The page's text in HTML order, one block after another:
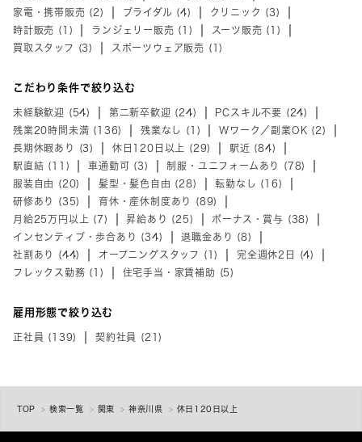
家電・携帯販売 (2)
ブライダル (4)
クリニック (3)
時計販売 (1)
ランジェリー販売 (1)
スーツ販売 (1)
買取スタッフ (3)
スポーツウェア販売 (1)
こだわり条件で絞り込む
未経験歓迎 (54) 第二新卒歓迎 (24)
PCスキル不要 (24)
残業20時間未満 (136)
残業なし (1)
Wワーク／副業OK (2)
長期休暇あり (3)
休日120日以上 (29)
駅近 (84)
駅直結 (11)
車通勤可 (3)
制服・ユニフォームあり (78)
服装自由 (20)
髪型・髪色自由 (28)
転勤なし (16)
研修あり (35)
育休・産休制度あり (89)
月給25万円以上 (7)
昇給あり (25)
ボーナス・賞与 (38)
インセンティブ・歩合あり (34)
退職金あり (8)
社割あり (44)
オープニングスタッフ (1)
完全週休2日 (4)
フレックス勤務 (1)
住宅手当・家賃補助 (5)
雇用形態で絞り込む
正社員 (139) 契約社員 (21)
TOP 検索一覧 関東 神奈川県 休日120日以上